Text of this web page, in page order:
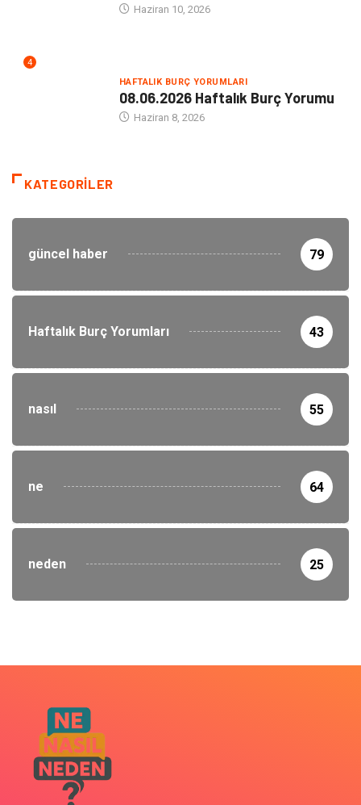
Haziran 10, 2026
4
HAFTALIK BURÇ YORUMLARI
08.06.2026 Haftalık Burç Yorumu
Haziran 8, 2026
KATEGORILER
güncel haber 79
Haftalık Burç Yorumları 43
nasıl 55
ne 64
neden 25